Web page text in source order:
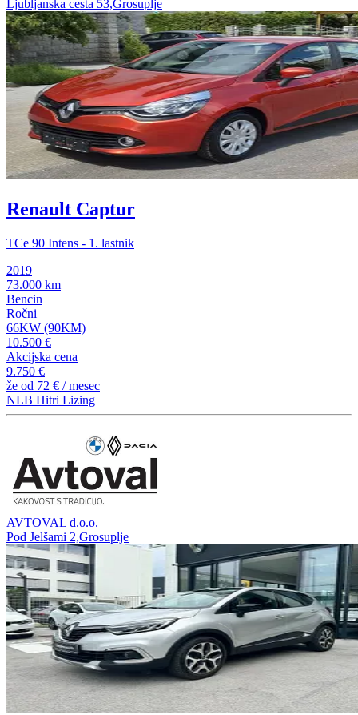
Ljubljanska cesta 53,Grosuplje
Renault Captur
TCe 90 Intens - 1. lastnik
2019
73.000 km
Bencin
Ročni
66KW (90KM)
10.500 €
Akcijska cena
9.750 €
že od 72 € / mesec
NLB Hitri Lizing
AVTOVAL d.o.o.
Pod Jelšami 2,Grosuplje